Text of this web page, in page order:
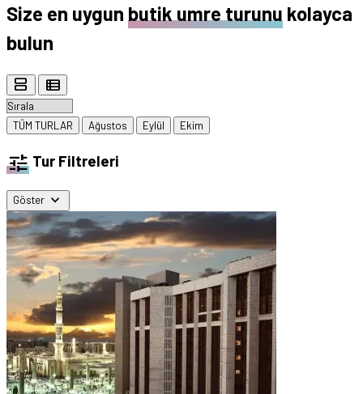
Size en uygun butik umre turunu kolayca
bulun
view_agenda view_list
TÜM TURLAR Ağustos Eylül Ekim
tune Tur Filtreleri
Göster expand_more